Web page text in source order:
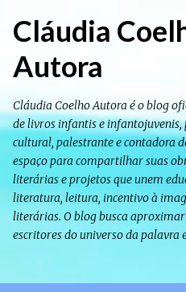
Pular para o
Cláudia
Autora
Cláudia Coelho Autora é o blog
de livros infantis e
cultural, palestrante e contadora
espaço para compartilhar suas
literárias e projetos que unem
literatura, leitura, incentivo à
literárias. O blog busca aproximar
escritores do universo da palavra